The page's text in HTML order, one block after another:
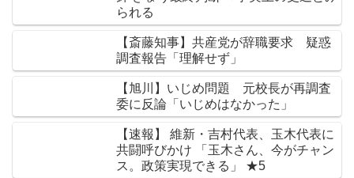
られる
【斎藤知事】共産党が辞職要求 疑惑
調査報告「理解せず」
【旭川】いじめ問題 元校長が再調査
委に反論「いじめはなかった」
【速報】 維新・吉村代表、玉木代表に
共闘呼びかけ 「玉木さん、今がチャン
ス。政策実現できる」 ★5